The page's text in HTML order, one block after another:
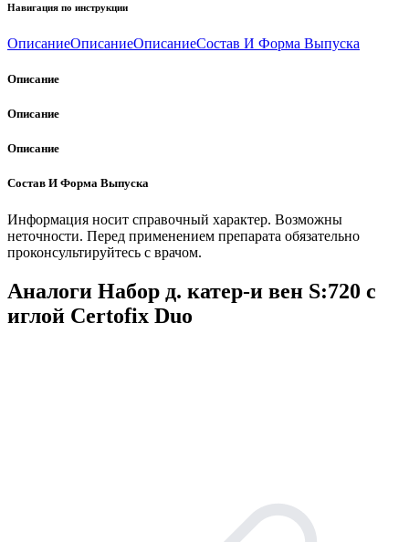
Навигация по инструкции
ОписаниеОписаниеОписаниеСостав И Форма Выпуска
Описание
Описание
Описание
Состав И Форма Выпуска
Информация носит справочный характер. Возможны
неточности. Перед применением препарата обязательно
проконсультируйтесь с врачом.
Аналоги Набор д. катер-и вен S:720 с
иглой Certofix Duo